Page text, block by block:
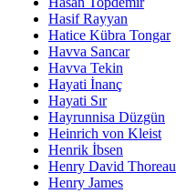
Hasif Rayyan
Hatice Kübra Tongar
Havva Sancar
Havva Tekin
Hayati İnanç
Hayati Sır
Hayrunnisa Düzgün
Heinrich von Kleist
Henrik İbsen
Henry David Thoreau
Henry James